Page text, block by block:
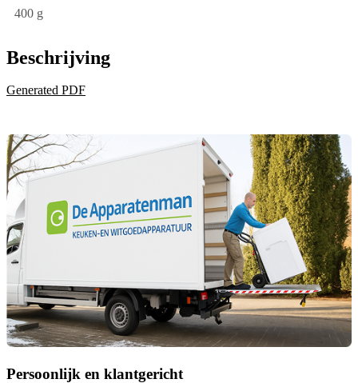
400 g
Beschrijving
Generated PDF
Persoonlijk en klantgericht